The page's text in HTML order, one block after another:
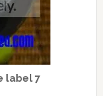
label 7